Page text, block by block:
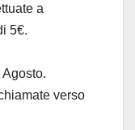
a
5€.
verso